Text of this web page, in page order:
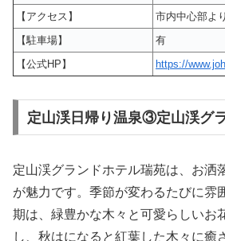
【アクセス】
市内中心部よ
【駐車場】
有
【公式HP】
https://
定山渓日帰り温泉③定山渓グ
定山渓グランドホテル瑞苑は、お洒
が魅力です。季節が変わるたびに雰
期は、緑豊かな木々と可愛らしいお
し、秋はになると紅葉した木々に癒